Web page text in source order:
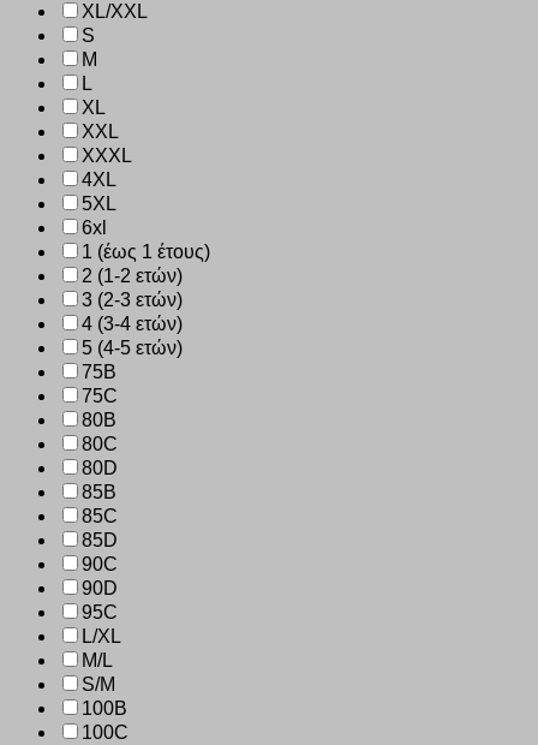
XL/XXL
S
M
L
XL
XXL
XXXL
4XL
5XL
6xl
1 (έως 1 έτους)
2 (1-2 ετών)
3 (2-3 ετών)
4 (3-4 ετών)
5 (4-5 ετών)
75B
75C
80B
80C
80D
85B
85C
85D
90C
90D
95C
L/XL
M/L
S/M
100B
100C